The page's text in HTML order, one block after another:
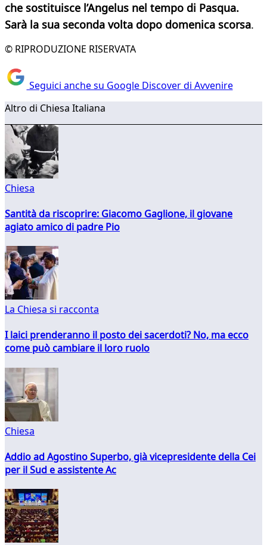
che sostituisce l’Angelus nel tempo di Pasqua.
Sarà la sua seconda volta dopo domenica scorsa.
© RIPRODUZIONE RISERVATA
Seguici anche su Google Discover di Avvenire
Altro di Chiesa Italiana
Chiesa
Santità da riscoprire: Giacomo Gaglione, il giovane
agiato amico di padre Pio
La Chiesa si racconta
I laici prenderanno il posto dei sacerdoti? No, ma ecco
come può cambiare il loro ruolo
Chiesa
Addio ad Agostino Superbo, già vicepresidente della Cei
per il Sud e assistente Ac